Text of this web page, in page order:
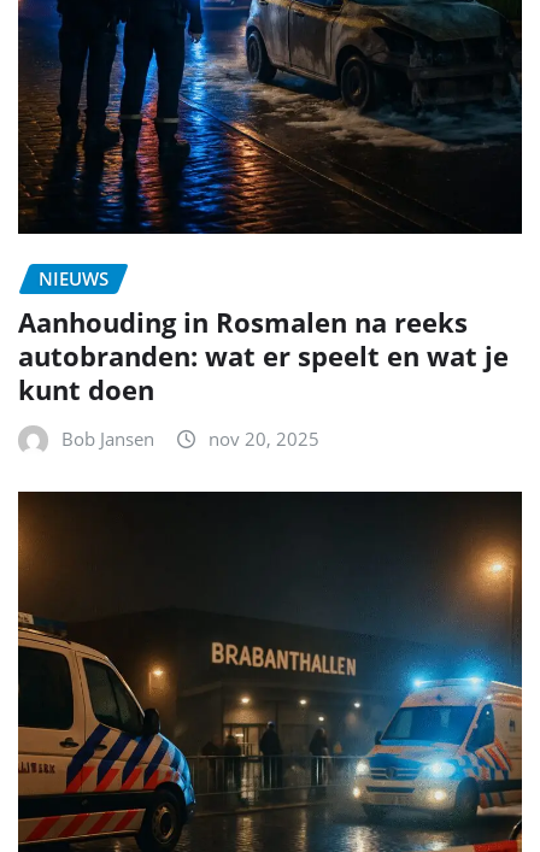
Getuigen gezocht na zware
mishandeling bij Brabanthallen Den
Bosch: samen voor een veilige stad
Bob Jansen nov 20, 2025